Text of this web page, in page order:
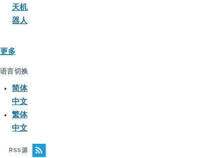
天机
器人
更多
语言切换
简体
中文
繁体
中文
RSS源